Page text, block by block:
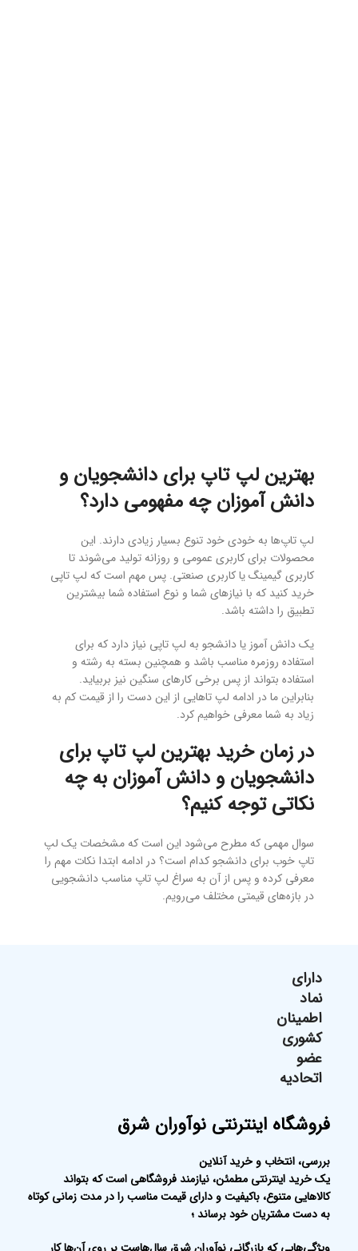
بهترین لپ تاپ برای دانشجویان و
دانش آموزان چه مفهومی دارد؟
لپ تاپ‌ها به خودی خود تنوع بسیار زیادی دارند. این
محصولات برای کاربری عمومی و روزانه تولید می‌شوند تا
کاربری گیمینگ یا کاربری صنعتی. پس مهم است که لپ تاپی
خرید کنید که با نیازهای شما و نوع استفاده شما بیشترین
تطبیق را داشته باشد.
یک دانش آموز یا دانشجو به لپ تاپی نیاز دارد که برای
استفاده روزمره مناسب باشد و همچنین بسته به رشته و
استفاده بتواند از پس برخی کارهای سنگین نیز بربیاید.
بنابراین ما در ادامه لپ تا‌هایی از این دست را از قیمت کم به
زیاد به شما معرفی خواهیم کرد.
در زمان خرید بهترین لپ تاپ برای
دانشجویان و دانش آموزان به چه
نکاتی توجه کنیم؟
سوال مهمی که مطرح می‌شود این است که مشخصات یک لپ
تاپ خوب برای دانشجو کدام است؟ در ادامه ابتدا نکات مهم را
معرفی کرده و پس از آن به سراغ لپ تاپ مناسب دانشجویی
در بازه‌های قیمتی مختلف می‌رویم.
دارای
نماد
اطمینان
کشوری
عضو
اتحادیه
فروشگاه اینترنتی نوآوران شرق
بررسی، انتخاب و خرید آنلاین
یک خرید اینترنتی مطمئن، نیازمند فروشگاهی است که بتواند
کالاهایی متنوع، باکیفیت و دارای قیمت مناسب را در مدت زمانی کوتاه
به دست مشتریان خود برساند ؛